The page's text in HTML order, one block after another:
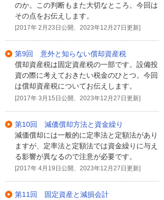
のか。この判断もまた大切なところ。今回は
その点をお伝えします。
[2017年 2月23日公開、2023年12月27日更新]
第9回 意外と知らない償却資産税
償却資産税は固定資産税の一部です。設備投
資の際に考えておきたい税金のひとつ。今回
は償却資産税についてお伝えします。
[2017年 3月15日公開、2023年12月27日更新]
第10回 減価償却方法と資金繰り
減価償却には一般的に定率法と定額法があり
ますが、定率法と定額法では資金繰りに与え
る影響が異なるので注意が必要です。
[2017年 4月19日公開、2023年12月27日更新]
第11回 固定資産と減損会計